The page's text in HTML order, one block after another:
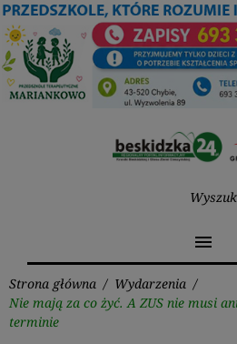
Przejdź
do
treści
menu
Strona główna / Wydarzenia /
Nie mają za co żyć. A ZUS nie musi
terminie